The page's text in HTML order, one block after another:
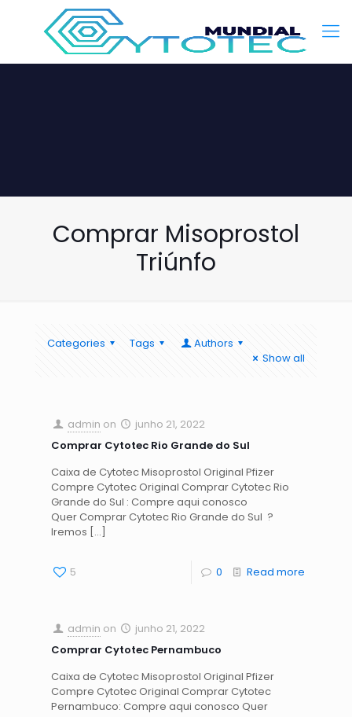
Comprar Misoprostol
Triúnfo
Categories Tags
Authors
Show all
admin on
junho 21, 2022
Comprar Cytotec Rio Grande do Sul
Caixa de Cytotec Misoprostol Original Pfizer
Compre Cytotec Original Comprar Cytotec Rio
Grande do Sul : Compre aqui conosco
Quer Comprar Cytotec Rio Grande do Sul ?
Iremos […]
5 0 Read more
admin on
junho 21, 2022
Comprar Cytotec Pernambuco
Caixa de Cytotec Misoprostol Original Pfizer
Compre Cytotec Original Comprar Cytotec
Pernambuco: Compre aqui conosco Quer